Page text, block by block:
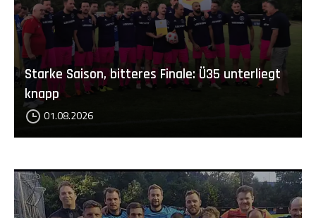
Starke Saison, bitteres Finale: Ü35 unterliegt
knapp
01.08.2026